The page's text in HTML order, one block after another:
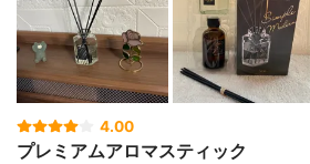
4.00
プレミアムアロマスティック